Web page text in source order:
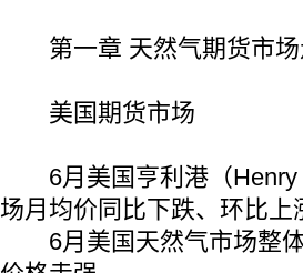
第一章 天然气期货市场
美国期货市场
6月美国亨利港（Henry
场月均价同比下跌、环比上
6月美国天然气市场整体